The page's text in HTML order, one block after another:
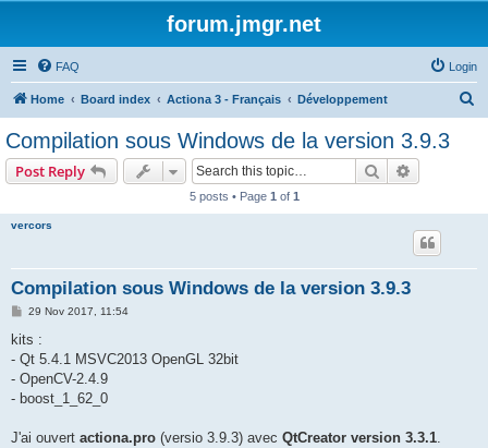
forum.jmgr.net
FAQ Login
Home Board index Actiona 3 - Français Développement
Compilation sous Windows de la version 3.9.3
Post Reply Search
5 posts • Page 1 of 1
vercors
Compilation sous Windows de la version 3.9.3
P
s
29 Nov 2017, 11:54
kits :
- Qt 5.4.1 MSVC2013 OpenGL 32bit
- OpenCV-2.4.9
- boost_1_62_0
J'ai ouvert actiona.pro (versio 3.9.3) avec QtCreator version 3.3.1.